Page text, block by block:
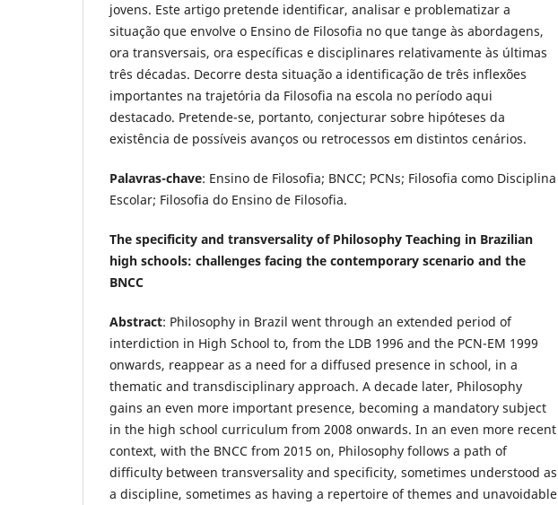
jovens. Este artigo pretende identificar, analisar e problematizar a
situação que envolve o Ensino de Filosofia no que tange às abordagens,
ora transversais, ora específicas e disciplinares relativamente às últimas
três décadas. Decorre desta situação a identificação de três inflexões
importantes na trajetória da Filosofia na escola no período aqui
destacado. Pretende-se, portanto, conjecturar sobre hipóteses da
existência de possíveis avanços ou retrocessos em distintos cenários.
Palavras-chave: Ensino de Filosofia; BNCC; PCNs; Filosofia como Disciplina
Escolar; Filosofia do Ensino de Filosofia.
The specificity and transversality of Philosophy Teaching in Brazilian
high schools: challenges facing the contemporary scenario and the
BNCC
Abstract: Philosophy in Brazil went through an extended period of
interdiction in High School to, from the LDB 1996 and the PCN-EM 1999
onwards, reappear as a need for a diffused presence in school, in a
thematic and transdisciplinary approach. A decade later, Philosophy
gains an even more important presence, becoming a mandatory subject
in the high school curriculum from 2008 onwards. In an even more recent
context, with the BNCC from 2015 on, Philosophy follows a path of
difficulty between transversality and specificity, sometimes understood as
a discipline, sometimes as having a repertoire of themes and unavoidable